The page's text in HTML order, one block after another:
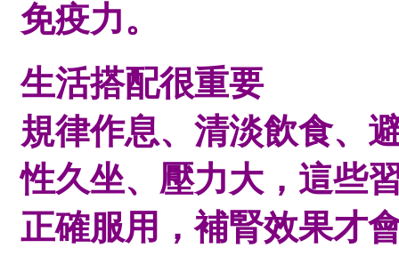
免疫力。
生活搭配很重要
規律作息、清淡飲食、
性久坐、壓力大，這些
正確服用，補腎效果才